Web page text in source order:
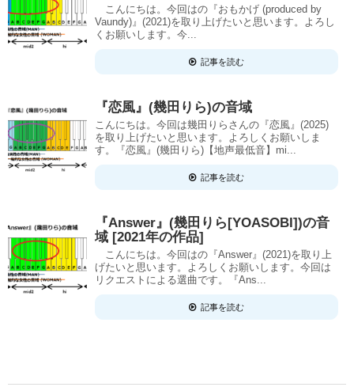
こんにちは。今回はの『おもかげ (produced by
Vaundy)』(2021)を取り上げたいと思います。よろし
くお願いします。今...
記事を読む
『恋風』(幾田りら)の音域
こんにちは。今回は幾田りらさんの『恋風』(2025)
を取り上げたいと思います。よろしくお願いしま
す。『恋風』(幾田りら)【地声最低音】mi...
記事を読む
『Answer』(幾田りら[YOASOBI])の音
域 [2021年の作品]
こんにちは。今回はの『Answer』(2021)を取り上
げたいと思います。よろしくお願いします。今回は
リクエストによる選曲です。『Ans...
記事を読む